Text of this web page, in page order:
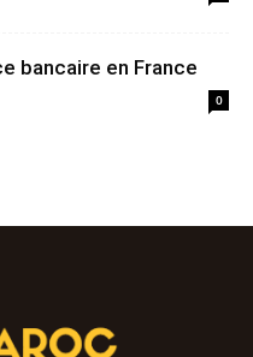
bancaire en France
0